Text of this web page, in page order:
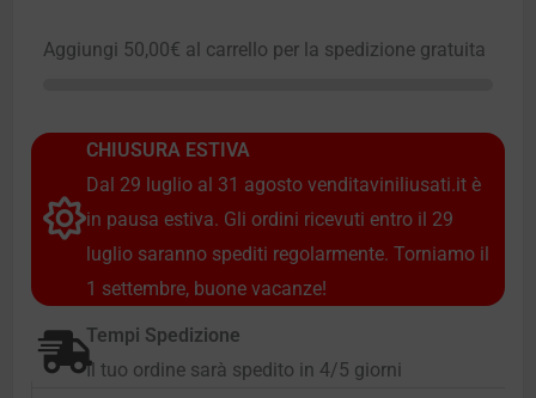
Aggiungi 50,00€ al carrello per la spedizione gratuita
CHIUSURA ESTIVA
Dal 29 luglio al 31 agosto venditaviniliusati.it è
in pausa estiva. Gli ordini ricevuti entro il 29
luglio saranno spediti regolarmente. Torniamo il
1 settembre, buone vacanze!
Tempi Spedizione
Il tuo ordine sarà spedito in 4/5 giorni